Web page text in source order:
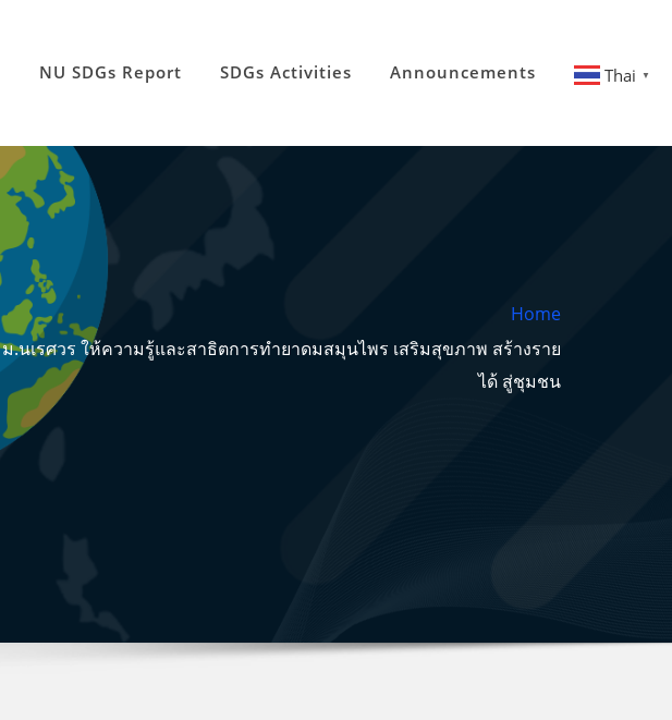
NU SDGs Report SDGs Activities Announcements Thai ▼
Home
ม.นเรศวร ให้ความรู้และสาธิตการทำยาดมสมุนไพร เสริมสุขภาพ สร้างราย
ได้ สู่ชุมชน